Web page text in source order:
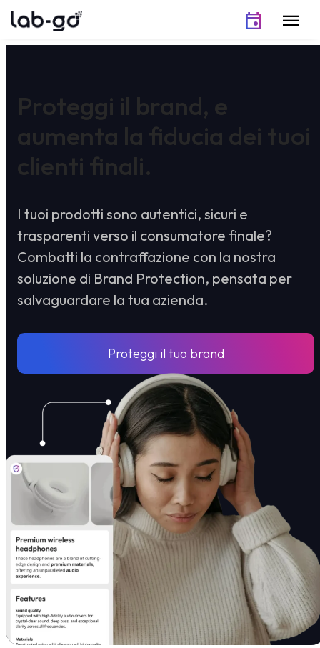
Vai al contenuto
event menu
Proteggi il brand, e
aumenta la fiducia dei tuoi
clienti finali.
I tuoi prodotti sono autentici, sicuri e
trasparenti verso il consumatore finale?
Combatti la contraffazione con la nostra
soluzione di Brand Protection, pensata per
salvaguardare la tua azienda.
Proteggi il tuo brand